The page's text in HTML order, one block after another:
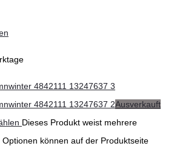
Ausverkauft
Dieses Produkt weist mehrere
können auf der Produktseite